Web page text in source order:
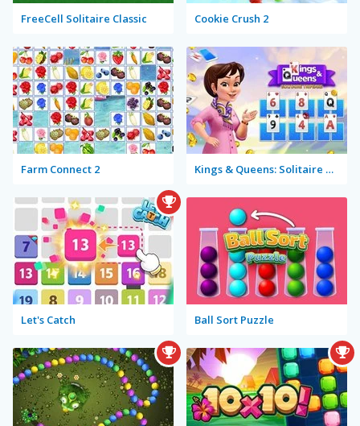
FreeCell Solitaire Classic Cookie Crush 2
Farm Connect 2 Kings & Queens: Solitaire Tripeaks
Let's Catch Ball Sort Puzzle